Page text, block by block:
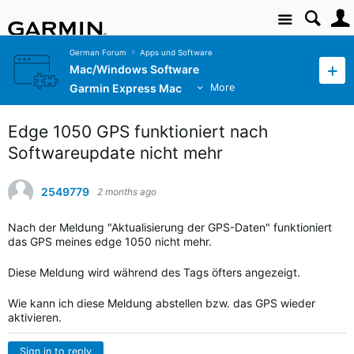
Site
German Forum Apps und Software
Mac/Windows Software
Garmin Express Mac
More
Edge 1050 GPS funktioniert nach
Softwareupdate nicht mehr
2549779 2 months ago
Nach der Meldung "Aktualisierung der GPS-Daten" funktioniert
das GPS meines edge 1050 nicht mehr.
Diese Meldung wird während des Tags öfters angezeigt.
Wie kann ich diese Meldung abstellen bzw. das GPS wieder
aktivieren.
Sign in to reply